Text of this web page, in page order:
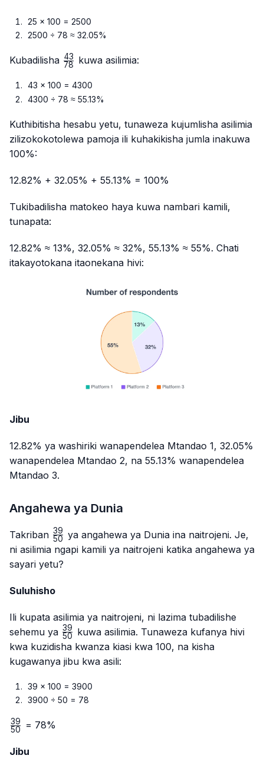
25 × 100 = 2500
2500 ÷ 78 ≈ 32.05%
Kubadilisha \frac{43}
78
43 kuwa asilimia:
43 × 100 = 4300
4300 ÷ 78 ≈ 55.13%
Kuthibitisha hesabu yetu, tunaweza kujumlisha asilimia
zilizokokotolewa pamoja ili kuhakikisha jumla inakuwa
100%:
12.82% + 32.05% + 55.13% = 100%
Tukibadilisha matokeo haya kuwa nambari kamili,
tunapata:
12.82% ≈ 13%, 32.05% ≈ 32%, 55.13% ≈ 55%. Chati
itakayotokana itaonekana hivi:
Jibu
12.82% ya washiriki wanapendelea Mtandao 1, 32.05%
wanapendelea Mtandao 2, na 55.13% wanapendelea
Mtandao 3.
Angahewa ya Dunia
Takriban \frac{39}
{50}
50
39 ya angahewa ya Dunia ina naitrojeni. Je,
ni asilimia ngapi kamili ya naitrojeni katika angahewa ya
sayari yetu?
Suluhisho
Ili kupata asilimia ya naitrojeni, ni lazima tubadilishe
sehemu ya \frac{39}
{50}
50
39
kuwa asilimia. Tunaweza kufanya hivi
kwa kuzidisha kwanza kiasi kwa 100, na kisha
kugawanya jibu kwa asili:
39 × 100 = 3900
3900 ÷ 50 = 78
\frac{39}
50
39 = 78%
Jibu